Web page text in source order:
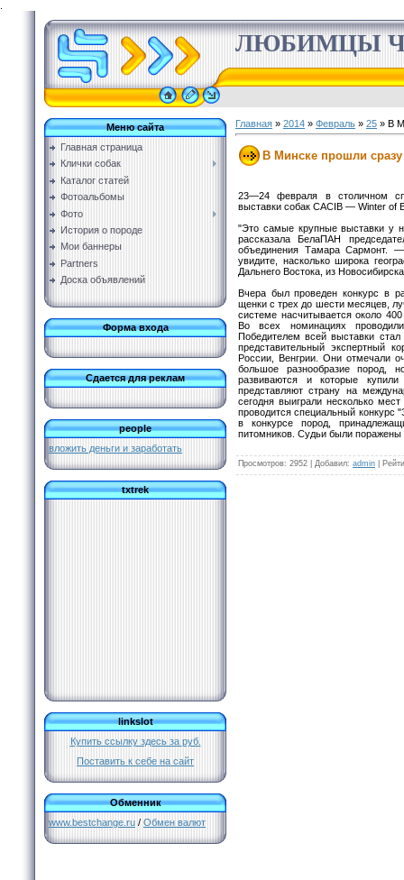
ЛЮБИМЦЫ
Меню сайта
Главная страница
Клички собак
Каталог статей
Фотоальбомы
Фото
История о породе
Мои баннеры
Partners
Доска объявлений
Форма входа
Сдается для реклам
people
вложить деньги и заработать
txtrek
linkslot
Купить ссылку здесь за руб.
Поставить к себе на сайт
Обменник
www.bestchange.ru / Обмен валют
Главная » 2014 » Февраль » 25 » В
В Минске прошли
23—24 февраля в столичном
выставки собак CACIB — Winter of
"Это самые крупные выставки у
рассказала БелаПАН
объединения Тамара Сармонт.
увидите, насколько широка
Дальнего Востока, из
Вчера был проведен конкурс в
щенки с трех до шести месяцев,
системе насчитывается около
Во всех номинациях
Победителем всей выставки
представительный экспертный
России, Венгрии. Они отмечали
большое разнообразие пород,
развиваются и которые
представляют страну на
сегодня выиграли несколько
проводится специальный конкурс
в конкурсе пород,
питомников. Судьи были
Просмотров: 2952 | Добавил: admin